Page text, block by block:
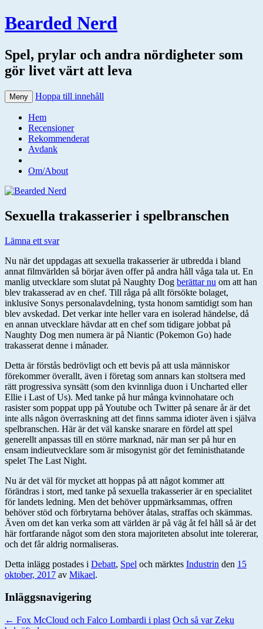
Bearded Nerd
Spel, prylar och andra nördigheter som
gör livet värt att leva
Meny Hoppa till innehåll
Hem
Recensioner
Rekommenderat
Avdank
Om/About
Sexuella trakasserier i spelbranschen
Lämna ett svar
Nu när det uppdagas att sexuella trakasserier är utbredda i bland
annat filmvärlden så börjar även offer på andra håll våga tala ut. En
manlig utvecklare som slutat på Naughty Dog berättar nu om att han
blev trakasserad av en chef. Till råga på allt försökte bolaget,
inklusive Sonys personalavdelning, tysta honom samtidigt som han
blev avskedad. Det verkar inte heller vara en isolerad händelse, då
en annan utvecklare hävdar att en chef som tidigare jobbat på
Naughty Dog men numera är på Niantic (Pokemon Go) hade
trakasserat denne i månader.
Detta är förstås bedrövligt och ett bevis på att usla människor
förekommer överallt, även i företag som annars kan stoltsera med
rätt progressiva synsätt (som den kvinnliga duon i Uncharted eller
Ellie i Last of Us). Med tanke på hur många kvinnohatare och
rasister som poppat upp på Youtube och Twitter på senare år är det
inte alls någon överraskning att det finns samma idioter även i själva
spelbranschen. Här är det väl kanske snarare en fördel att spel
generellt anpassas till en större marknad, när man ser på hur en
ensam indieutvecklare som är misogynist gör det feministhatande
spelet The Last Night.
Nu är det väl för mycket att hoppas på att något kommer att
förändras i stort, med tanke på sexuella trakasserier är en specialitet
för landets ledning. Men det behöver uppmärksammas, offren
behöver stöd och förbrytarna behöver åtalas, straffas och skämmas.
Även om det kan verka som att världen är på väg åt fel håll så är det
här fortfarande något som den stora majoriteten absolut inte tolererar,
och det får aldrig normaliseras.
Detta inlägg postades i Debatt, Spel och märktes Industrin den 15
oktober, 2017 av Mikael.
Inläggsnavigering
← Fox McCloud och Falco Lombardi i plast Och så var Zeku